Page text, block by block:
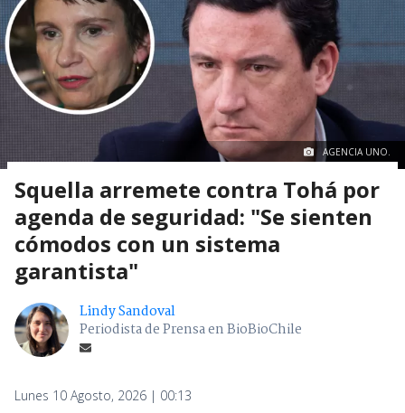
AGENCIA UNO.
Squella arremete contra Tohá por
agenda de seguridad: "Se sienten
cómodos con un sistema
garantista"
Lindy Sandoval
Periodista de Prensa en BioBioChile
Lunes 10 Agosto, 2026 | 00:13